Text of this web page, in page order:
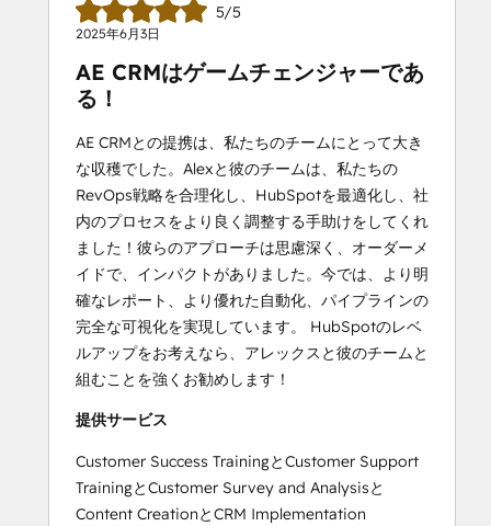
5/5
2025年6月3日
AE CRMはゲームチェンジャーであ
る！
AE CRMとの提携は、私たちのチームにとって大き
な収穫でした。Alexと彼のチームは、私たちの
RevOps戦略を合理化し、HubSpotを最適化し、社
内のプロセスをより良く調整する手助けをしてくれ
ました！彼らのアプローチは思慮深く、オーダーメ
イドで、インパクトがありました。今では、より明
確なレポート、より優れた自動化、パイプラインの
完全な可視化を実現しています。 HubSpotのレベ
ルアップをお考えなら、アレックスと彼のチームと
組むことを強くお勧めします！
提供サービス
Customer Success TrainingとCustomer Support
TrainingとCustomer Survey and Analysisと
Content CreationとCRM Implementation